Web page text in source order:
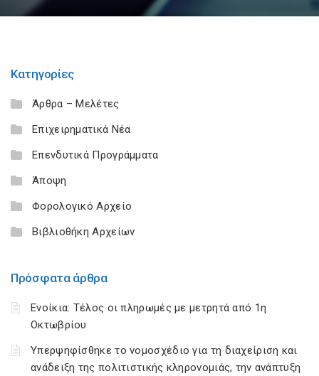
Κατηγορίες
Άρθρα – Μελέτες
Επιχειρηματικά Νέα
Επενδυτικά Προγράμματα
Άποψη
Φορολογικό Αρχείο
Βιβλιοθήκη Αρχείων
Πρόσφατα άρθρα
Ενοίκια: Τέλος οι πληρωμές με μετρητά από 1η
Οκτωβρίου
Υπερψηφίσθηκε το νομοσχέδιο για τη διαχείριση και
ανάδειξη της πολιτιστικής κληρονομιάς, την ανάπτυξη